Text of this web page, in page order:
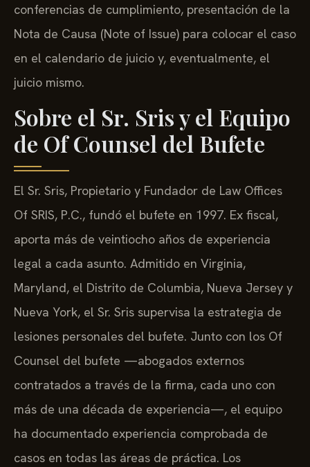
conferencias de cumplimiento, presentación de la
Nota de Causa (Note of Issue) para colocar el caso
en el calendario de juicio y, eventualmente, el
juicio mismo.
Sobre el Sr. Sris y el Equipo
de Of Counsel del Bufete
El Sr. Sris, Propietario y Fundador de Law Offices
Of SRIS, P.C., fundó el bufete en 1997. Ex fiscal,
aporta más de veintiocho años de experiencia
legal a cada asunto. Admitido en Virginia,
Maryland, el Distrito de Columbia, Nueva Jersey y
Nueva York, el Sr. Sris supervisa la estrategia de
lesiones personales del bufete. Junto con los Of
Counsel del bufete —abogados externos
contratados a través de la firma, cada uno con
más de una década de experiencia—, el equipo
ha documentado experiencia comprobada de
casos en todas las áreas de práctica. Los